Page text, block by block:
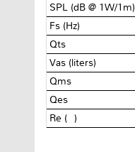
SPL (dB @ 1W/1m)
Fs (Hz)
Qts
Vas (liters)
Qms
Qes
Re (Ω)